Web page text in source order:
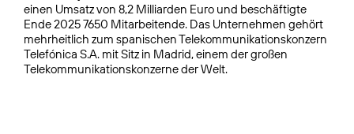
einen Umsatz von 8,2 Milliarden Euro und beschäftigte
Ende 2025 7650 Mitarbeitende. Das Unternehmen gehört
mehrheitlich zum spanischen Telekommuni­kationskonzern
Telefónica S.A. mit Sitz in Madrid, einem der großen
Telekommunikationskonzerne der Welt.